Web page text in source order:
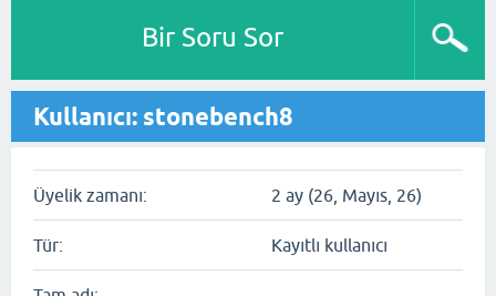
Bir Soru Sor
Kullanıcı: stonebench8
Üyelik zamanı: 2 ay (26, Mayıs, 26)
Tür: Kayıtlı kullanıcı